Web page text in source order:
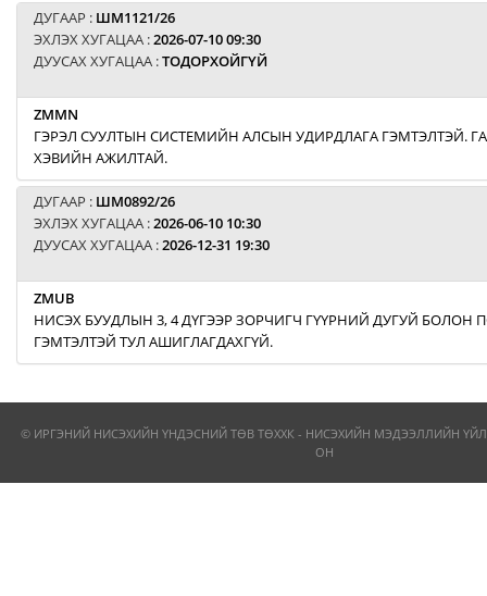
ДУГААР : ШМ1121/26
ЭХЛЭХ ХУГАЦАА :2026-07-10 09:30
ДУУСАХ ХУГАЦАА :ТОДОРХОЙГҮЙ
ZMMN
ГЭРЭЛ СУУЛТЫН СИСТЕМИЙН АЛСЫН УДИРДЛАГА ГЭМТЭЛТЭЙ.
ХЭВИЙН АЖИЛТАЙ.
ДУГААР : ШМ0892/26
ЭХЛЭХ ХУГАЦАА :2026-06-10 10:30
ДУУСАХ ХУГАЦАА :2026-12-31 19:30
ZMUB
НИСЭХ БУУДЛЫН 3, 4 ДҮГЭЭР ЗОРЧИГЧ ГҮҮРНИЙ ДУГУЙ БОЛОН
ГЭМТЭЛТЭЙ ТУЛ АШИГЛАГДАХГҮЙ.
© ИРГЭНИЙ НИСЭХИЙН ҮНДЭСНИЙ ТӨВ ТӨХХК - НИСЭХИЙН МЭДЭЭЛЛИЙН
ОН